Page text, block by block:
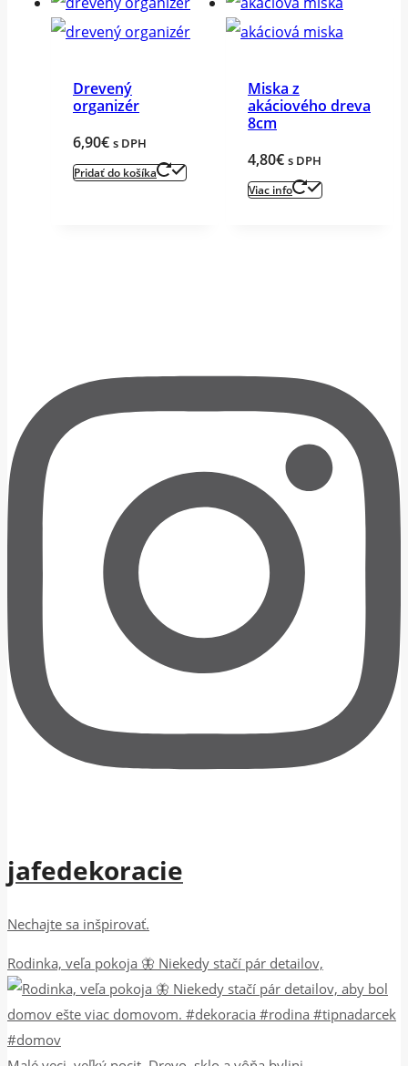
Drevený
organizér
6,90€ s DPH
Pridať do košíka
Miska z
akáciového dreva
8cm
4,80€ s DPH
Viac info
jafedekoracie
Nechajte sa inšpirovať.
Rodinka, veľa pokoja 🦋 Niekedy stačí pár detailov,